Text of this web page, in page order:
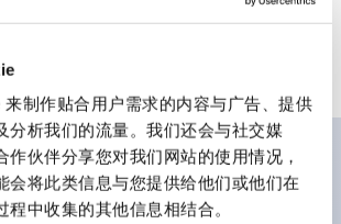
制作贴合用户需求的内容与广告、提供
分析我们的流量。我们还会与社交媒
作伙伴分享您对我们网站的使用情况，
会将此类信息与您提供给他们或他们在
程中收集的其他信息相结合。